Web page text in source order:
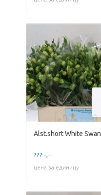
Alst.short White Swan
??? -,--
цена за единицу